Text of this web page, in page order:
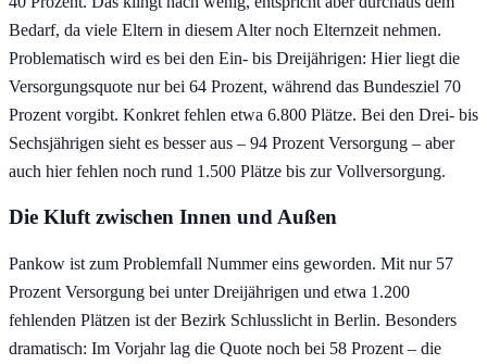
Bedarf, da viele Eltern in diesem Alter noch Elternzeit nehmen.
Problematisch wird es bei den Ein- bis Dreijährigen: Hier liegt die
Versorgungsquote nur bei 64 Prozent, während das Bundesziel 70
Prozent vorgibt. Konkret fehlen etwa 6.800 Plätze. Bei den Drei- bis
Sechsjährigen sieht es besser aus – 94 Prozent Versorgung – aber
auch hier fehlen noch rund 1.500 Plätze bis zur Vollversorgung.
Die Kluft zwischen Innen und Außen
Pankow ist zum Problemfall Nummer eins geworden. Mit nur 57
Prozent Versorgung bei unter Dreijährigen und etwa 1.200
fehlenden Plätzen ist der Bezirk Schlusslicht in Berlin. Besonders
dramatisch: Im Vorjahr lag die Quote noch bei 58 Prozent – die